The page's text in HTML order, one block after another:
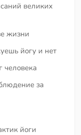
великих
жизни
йогу и нет
человека
за
йоги